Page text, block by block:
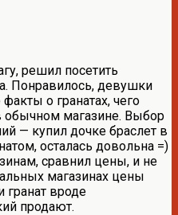
решил посетить
Понравилось, девушки
о гранатах, чего
обычном магазине. Выбор
— купил дочке браслет в
осталась довольна =)
сравнил цены, и не
магазинах цены
вроде
продают.